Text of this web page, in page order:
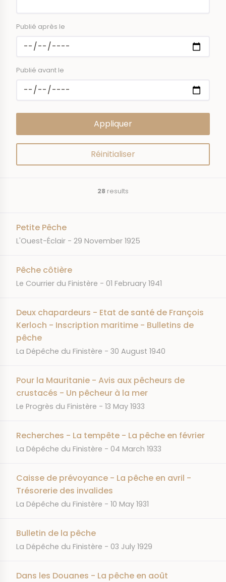
Publié après le
Publié avant le
28 results
Petite Pêche
JOURNAL
L'Ouest-Éclair DATE
29 November 1925
Pêche côtière
JOURNAL
Le Courrier du Finistère DATE
01 February 1941
Deux chapardeurs - Etat de santé de François
Kerloch - Inscription maritime - Bulletins de
pêche
JOURNAL
La Dépêche du Finistère DATE
30 August 1940
Pour la Mauritanie - Avis aux pêcheurs de
crustacés - Un pêcheur à la mer
JOURNAL
Le Progrès du Finistère DATE
13 May 1933
Recherches - La tempête - La pêche en février
JOURNAL
La Dépêche du Finistère DATE
04 March 1933
Caisse de prévoyance - La pêche en avril -
Trésorerie des invalides
JOURNAL
La Dépêche du Finistère DATE
10 May 1931
Bulletin de la pêche
JOURNAL
La Dépêche du Finistère DATE
03 July 1929
Dans les Douanes - La pêche en août